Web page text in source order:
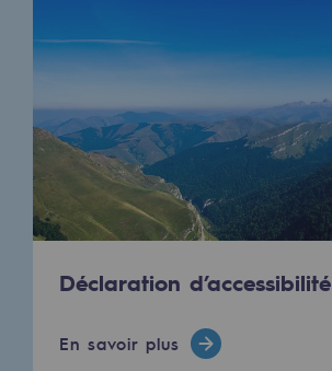
Déclaration d’accessibilité
En savoir plus